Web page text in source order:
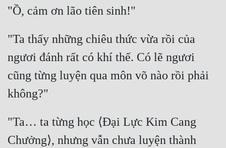
Truyện Nữ
Xây Dựng Thế Lực
"Ta thấy những chiêu thức vừa rồi của
ngươi đánh rất có khí thế. Có lẽ ngươi
cũng từng luyện qua môn võ nào rồi phải
"Ta… ta từng học ⟨Đại Lực Kim Cang
Chưởng⟩, nhưng vẫn chưa luyện thành